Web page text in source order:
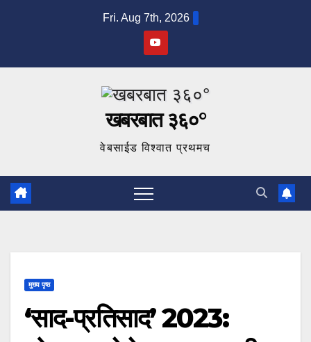
Fri. Aug 7th, 2026
खबरबात ३६०°
वेबसाईड विश्वात प्रथमच
मुख्य पृष्ठ
‘साद-प्रतिसाद’ 2023: